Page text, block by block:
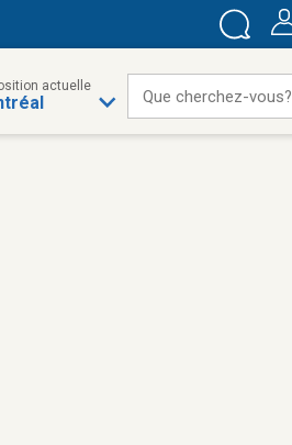
actuelle
Que cherchez-vous?